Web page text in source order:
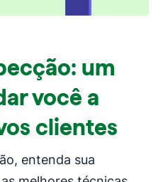
um
você a
clientes
entenda sua